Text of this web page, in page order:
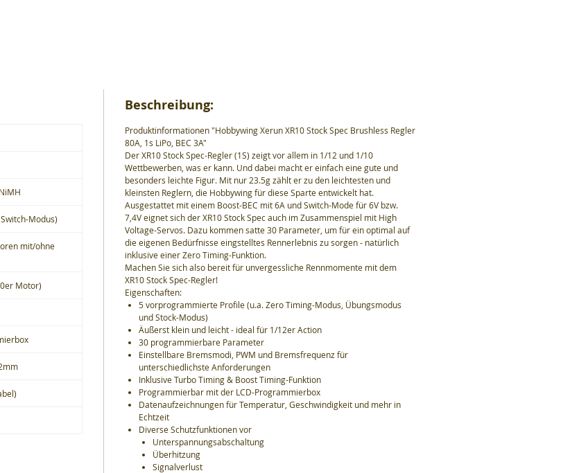
Modus)
mit/ohne
Motor)
Beschreibung:
Produktinformationen "Hobbywing Xerun XR10 Stock Spec Brushless Regler
80A, 1s LiPo, BEC 3A"
Der XR10 Stock Spec-Regler (1S) zeigt vor allem in 1/12 und 1/10
Wettbewerben, was er kann. Und dabei macht er einfach eine gute und
besonders leichte Figur. Mit nur 23.5g zählt er zu den leichtesten und
kleinsten Reglern, die Hobbywing für diese Sparte entwickelt hat.
Ausgestattet mit einem Boost-BEC mit 6A und Switch-Mode für 6V bzw.
7,4V eignet sich der XR10 Stock Spec auch im Zusammenspiel mit High
Voltage-Servos. Dazu kommen satte 30 Parameter, um für ein optimal auf
die eigenen Bedürfnisse eingstelltes Rennerlebnis zu sorgen - natürlich
inklusive einer Zero Timing-Funktion.
Machen Sie sich also bereit für unvergessliche Rennmomente mit dem
XR10 Stock Spec-Regler!
Eigenschaften:
5 vorprogrammierte Profile (u.a. Zero Timing-Modus, Übungsmodus
und Stock-Modus)
Äußerst klein und leicht - ideal für 1/12er Action
30 programmierbare Parameter
Einstellbare Bremsmodi, PWM und Bremsfrequenz für
unterschiedlichste Anforderungen
Inklusive Turbo Timing & Boost Timing-Funktion
Programmierbar mit der LCD-Programmierbox
Datenaufzeichnungen für Temperatur, Geschwindigkeit und mehr in
Echtzeit
Diverse Schutzfunktionen vor
Unterspannungsabschaltung
Überhitzung
Signalverlust